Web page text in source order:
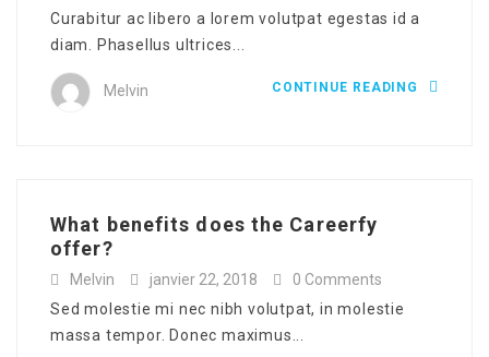
Curabitur ac libero a lorem volutpat egestas id a
diam. Phasellus ultrices...
Melvin CONTINUE READING
What benefits does the Careerfy
offer?
Melvin janvier 22, 2018
0 Comments
Sed molestie mi nec nibh volutpat, in molestie
massa tempor. Donec maximus...